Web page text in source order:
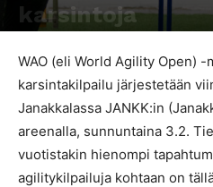
karsintoja
WAO (eli World Agility Open) -
karsintakilpailu järjestetään
Janakkalassa JANKK:in
areenalla, sunnuntaina 3.2.
vuotistakin hienompi
agilitykilpailuja kohtaan on